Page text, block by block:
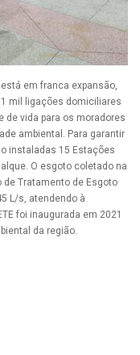
em franca expansão,
mil ligações domiciliares
de vida para os moradores
ambiental. Para garantir
instaladas 15 Estações
O esgoto coletado na
de Tratamento de Esgoto
L/s, atendendo à
foi inaugurada em 2021
da região.